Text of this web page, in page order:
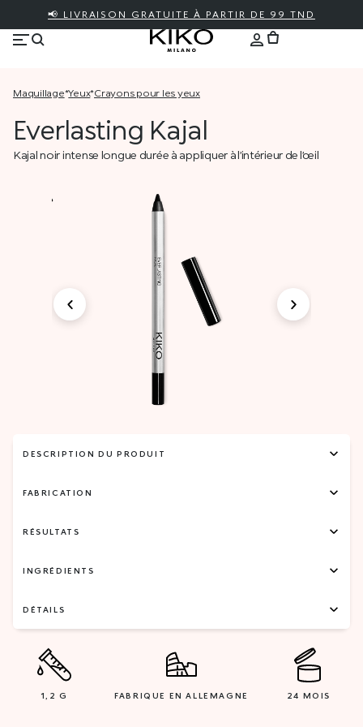
📢 LIVRAISON GRATUITE À PARTIR DE 99 TND
maquillage* yeux* crayons pour les yeux
Everlasting Kajal
Kajal noir intense longue durée à appliquer à l’intérieur de l’œil
DESCRIPTION DU PRODUIT
FABRICATION
RÉSULTATS
INGRÉDIENTS
DÉTAILS
1,2 G FABRIQUE EN ALLEMAGNE 24 MOIS